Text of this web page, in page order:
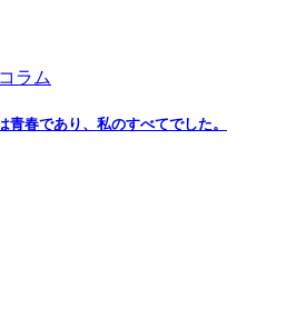
ラム
青春であり、私のすべてでした。